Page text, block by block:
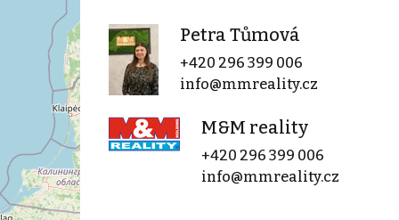
Petra Tůmová
+420 296 399 006
info@mmreality.cz
M&M reality
+420 296 399 006
info@mmreality.cz